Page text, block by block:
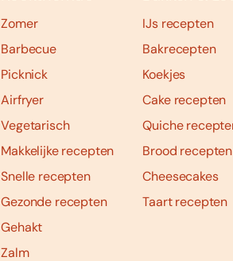
Zomer
Barbecue
Picknick
Airfryer
Vegetarisch
Makkelijke recepten
Snelle recepten
Gezonde recepten
Gehakt
Zalm
IJs recepten
Bakrecepten
Koekjes
Cake recepten
Quiche
Brood recepten
Cheesecakes
Taart recepten